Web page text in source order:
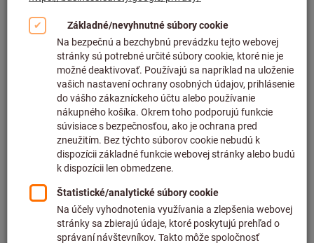
Kliknutím zväčšíte obrázok